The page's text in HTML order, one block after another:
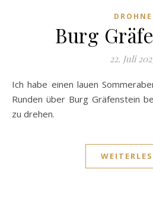
DROHNE
Burg
22. Juli
Ich habe einen lauen Sommerabend genutzt, um ein paar
Runden über Burg Gräfenstein
zu drehen.